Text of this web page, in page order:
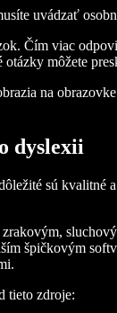
uvádzať
Čím viac
otázky môžete
na
dyslexii
sú kvalitné
špičkovým
tieto zdroje: